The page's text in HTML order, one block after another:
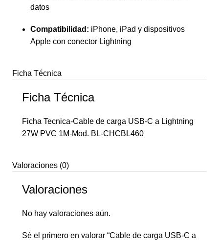
datos
Compatibilidad: iPhone, iPad y dispositivos
Apple con conector Lightning
Ficha Técnica
Ficha Técnica
Ficha Tecnica-Cable de carga USB-C a Lightning
27W PVC 1M-Mod. BL-CHCBL460
Valoraciones (0)
Valoraciones
No hay valoraciones aún.
Sé el primero en valorar “Cable de carga USB-C a